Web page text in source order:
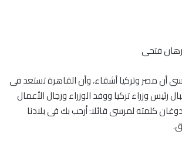
فتحى
أن مصر وتركيا أشقاء، وأن القاهرة تستعد فى
رئيس وزراء تركيا ووفد الوزراء ورجال الأعمال
كلمته لمرسى قائلا: أرحب بك فى بلادنا